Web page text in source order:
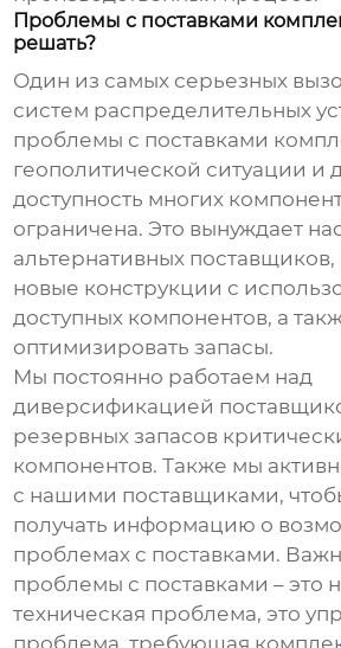
Проблемы с поставками
решать?
Один из самых серьезных
систем распределительных
проблемы с поставками
геополитической ситуации и
доступность многих
ограничена. Это вынуждает
альтернативных поставщиков,
новые конструкции с
доступных компонентов, а
оптимизировать запасы.
Мы постоянно работаем над
диверсификацией
резервных запасов
компонентов. Также мы
с нашими поставщиками,
получать информацию о
проблемах с поставками.
проблемы с поставками – это
техническая проблема, это